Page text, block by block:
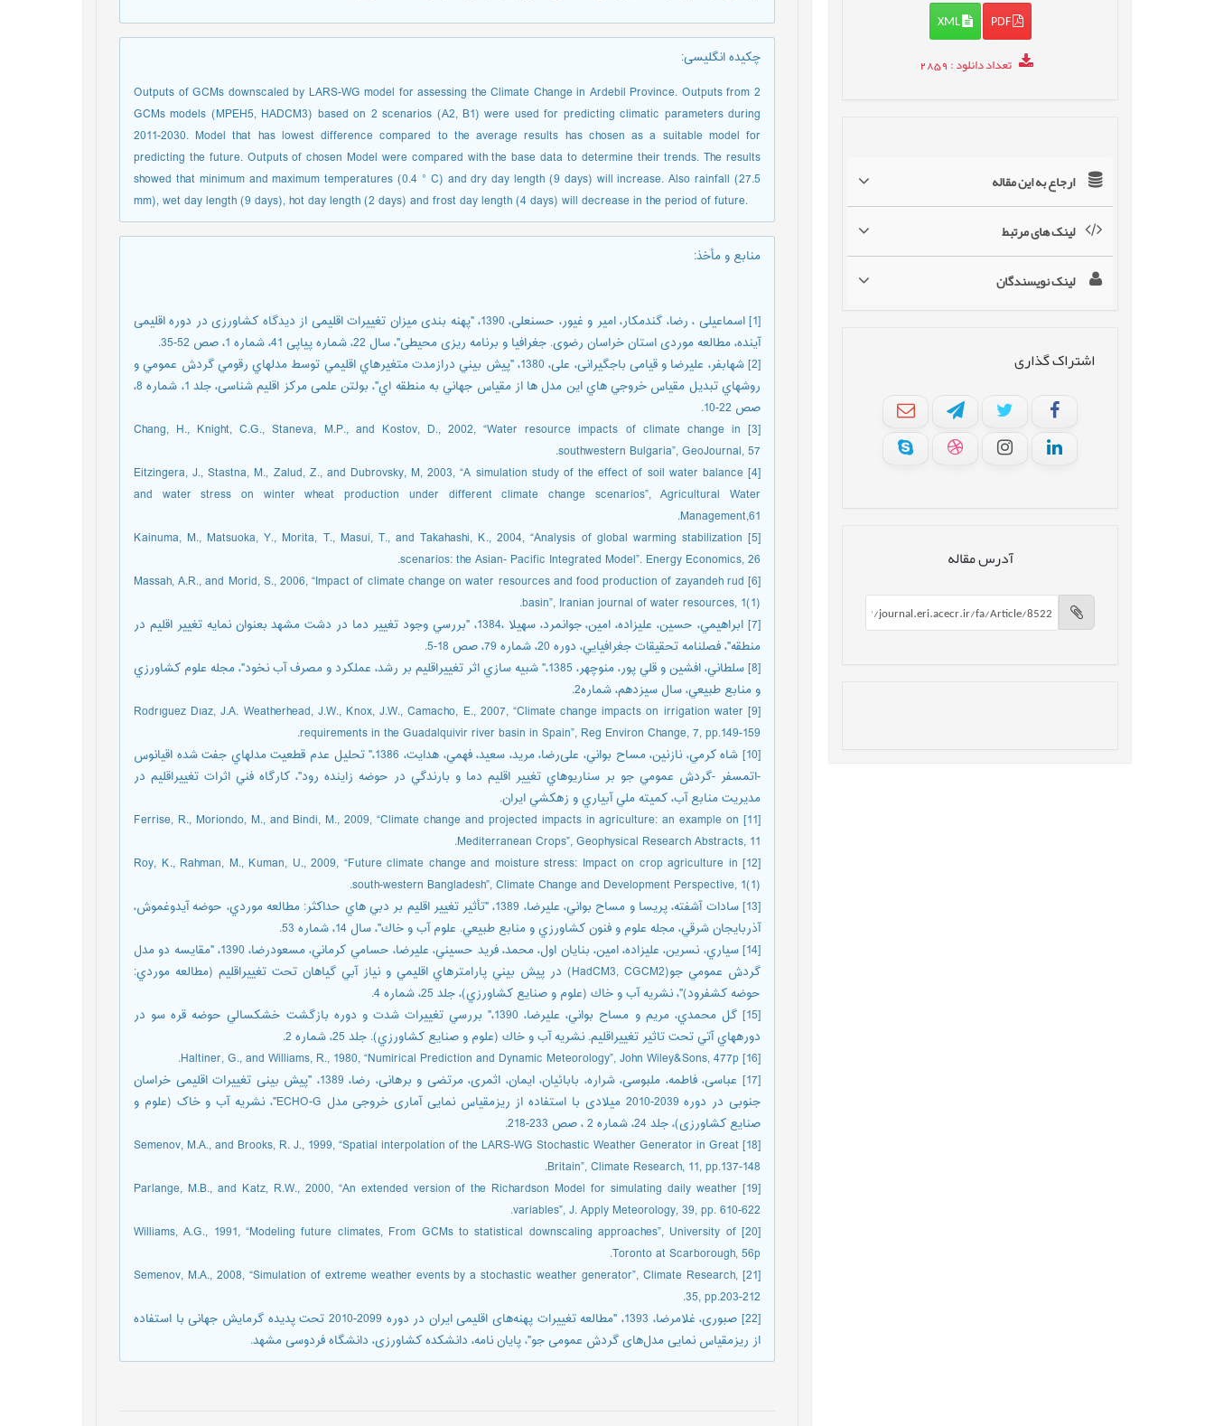
PDF
XML
تعداد دانلود: 2859
ارجاع به این مقاله
لینک های مرتبط
لینک نویسندگان
اشتراک گذاری
آدرس مقاله
چکیده انگلیسی:
Outputs of GCMs downscaled by LARS-WG model for assessing the Climate Change in Ardebil Province. Outputs from 2
GCMs models (MPEH5, HADCM3) based on 2 scenarios (A2, B1) were used for predicting climatic parameters during
2011-2030. Model that has lowest difference compared to the average results has chosen as a suitable model for
predicting the future. Outputs of chosen Model were compared with the base data to determine their trends. The results
showed that minimum and maximum temperatures (0.4 ° C) and dry day length (9 days) will increase. Also rainfall (27.5
mm), wet day length (9 days), hot day length (2 days) and frost day length (4 days) will decrease in the period of future.
منابع و مأخذ:
[1] اسماعیلی ، رضا، گندمکار، امیر و غیور، حسنعلی، 1390، "پهنه بندی میزان تغییرات اقلیمی از دیدگاه کشاورزی در دوره اقلیمی
آینده، مطالعه موردی استان خراسان رضوی. جغرافیا و برنامه ریزی محیطی"، سال 22، شماره پیاپی 41، شماره 1، صص 52-35.
[2] شهابفر، علیرضا و قیامی باجگیرانی، علی، 1380، "پيش بيني درازمدت متغيرهاي اقليمي توسط مدلهاي رقومي گردش عمومي و
روشهاي تبديل مقياس خروجي هاي اين مدل ها از مقياس جهاني به منطقه اي"، بولتن علمی مرکز اقلیم شناسی، جلد 1، شماره 8،
صص 22-10.
[3] Chang, H., Knight, C.G., Staneva, M.P., and Kostov, D., 2002, “Water resource impacts of climate change in
southwestern Bulgaria”, GeoJournal, 57.
[4] Eitzingera, J., Stastna, M., Zalud, Z., and Dubrovsky, M, 2003, “A simulation study of the effect of soil water balance
and water stress on winter wheat production under different climate change scenarios”, Agricultural Water
Management,61.
[5] Kainuma, M., Matsuoka, Y., Morita, T., Masui, T., and Takahashi, K., 2004, “Analysis of global warming stabilization
scenarios: the Asian- Pacific Integrated Model”. Energy Economics, 26.
[6] Massah, A.R., and Morid, S., 2006, “Impact of climate change on water resources and food production of zayandeh rud
basin”, Iranian journal of water resources, 1(1).
[7] ابراهيمي، حسین، علیزاده، امین، جوانمرد، سهیلا ،1384، "بررسي وجود تغيير دما در دشت مشهد بعنوان نمايه تغيير اقليم در
منطقه"، فصلنامه تحقيقات جغرافيايي، دوره 20، شماره 79، صص 18-5.
[8] سلطاني، افشین و قلي پور، منوچهر، 1385،" شبيه سازي اثر تغييراقليم بر رشد، عملكرد و مصرف آب نخود"، مجله علوم كشاورزي
و منابع طبيعي، سال سيزدهم، شماره2.
[9] Rodrıguez Dıaz, J.A. Weatherhead, J.W., Knox, J.W., Camacho, E., 2007, “Climate change impacts on irrigation water
requirements in the Guadalquivir river basin in Spain”, Reg Environ Change, 7, pp.149-159.
[10] شاه كرمي، نازنین، مساح بواني، علی‌رضا، مريد، سعید، فهمي، هدایت، 1386،" تحليل عدم قطعيت مدلهاي جفت شده اقيانوس
-اتمسفر -گردش عمومي جو بر سناريوهاي تغيير اقليم دما و بارندگي در حوضه زاينده رود"، كارگاه فني اثرات تغييراقليم در
مديريت منابع آب، كميته ملي آبياري و زهكشي ايران.
[11] Ferrise, R., Moriondo, M., and Bindi, M., 2009, “Climate change and projected impacts in agriculture: an example on
Mediterranean Crops”, Geophysical Research Abstracts, 11.
[12] Roy, K., Rahman, M., Kuman, U., 2009, “Future climate change and moisture stress: Impact on crop agriculture in
south-western Bangladesh”, Climate Change and Development Perspective, 1(1).
[13] سادات آشفته، پريسا و مساح بواني، عليرضا، 1389، "تأثير تغيير اقليم بر دبي هاي حداكثر: مطالعه موردي، حوضه آيدوغموش،
آذربايجان شرقي، مجله علوم و فنون كشاورزي و منابع طبيعي. علوم آب و خاك"، سال 14، شماره 53.
[14] سياري، نسرين، عليزاده، امين، بنايان اول، محمد، فريد حسيني، عليرضا، حسامي كرماني، مسعودرضا، 1390، "مقايسه دو مدل
گردش عمومي جو(HadCM3, CGCM2) در پيش بيني پارامترهاي اقليمي و نياز آبي گياهان تحت تغييراقليم (مطالعه موردي:
حوضه كشفرود)"، نشريه آب و خاك (علوم و صنايع كشاورزي)، جلد 25، شماره 4.
[15] گل محمدي، مريم و مساح بواني، عليرضا، 1390،" بررسي تغييرات شدت و دوره بازگشت خشكسالي حوضه قره سو در
دورههاي آتي تحت تاثير تغييراقليم. نشريه آب و خاك (علوم و صنايع كشاورزي). جلد 25، شماره 2.
[16] Haltiner, G., and Williams, R., 1980, “Numirical Prediction and Dynamic Meteorology”, John Wiley&Sons, 477p.
[17] عباسی، فاطمه، ملبوسی، شراره، بابائیان، ایمان، اثمری، مرتضی و برهانی، رضا، 1389، "پیش بینی تغییرات اقلیمی خراسان
جنوبی در دوره 2039-2010 میلادی با استفاده از ریزمقیاس نمایی آماری خروجی مدل ECHO-G"، نشریه آب و خاک (علوم و
صنایع کشاورزی)، جلد 24، شماره 2 ، صص 233-218.
[18] Semenov, M.A., and Brooks, R. J., 1999, “Spatial interpolation of the LARS-WG Stochastic Weather Generator in Great
Britain”, Climate Research, 11, pp.137-148.
[19] Parlange, M.B., and Katz, R.W., 2000, “An extended version of the Richardson Model for simulating daily weather
variables”, J. Apply Meteorology, 39, pp. 610-622.
[20] Williams, A.G., 1991, “Modeling future climates, From GCMs to statistical downscaling approaches”, University of
Toronto at Scarborough, 56p.
[21] Semenov, M.A., 2008, “Simulation of extreme weather events by a stochastic weather generator”, Climate Research,
35, pp.203-212.
[22] صبوری، غلامرضا، 1393، "مطالعه تغییرات پهنه‌های اقلیمی ایران در دوره 2099-2010 تحت پدیده گرمایش جهانی با استفاده
از ریزمقیاس نمایی مدل‌های گردش عمومی جو"، پایان نامه، دانشکده کشاورزی، دانشگاه فردوسی مشهد.